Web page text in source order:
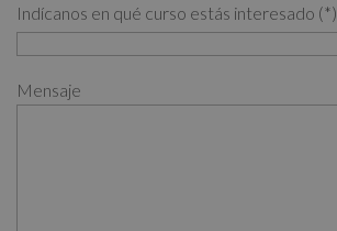
Indícanos en qué curso estás interesado (*)
Mensaje